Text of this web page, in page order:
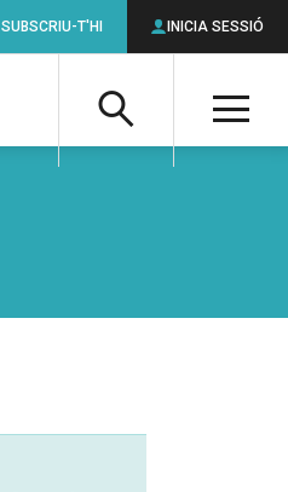
Cerca
SUBSCRIU-T'HI INICIA SESSIÓ